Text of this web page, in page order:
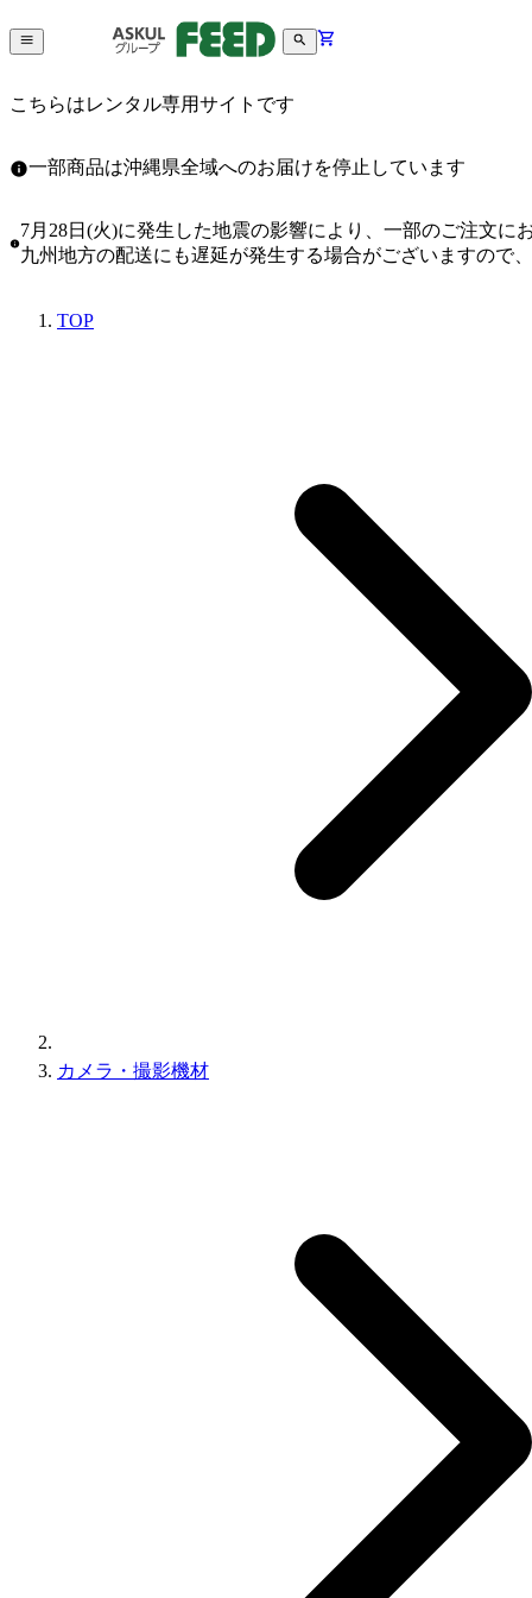
こちらはレンタル専用サイトです
一部商品は沖縄県全域へのお届けを停止しています
7月28日(火)に発生した地震の影響により、一部のご注文に
九州地方の配送にも遅延が発生する場合がございますので
TOP
カメラ・撮影機材